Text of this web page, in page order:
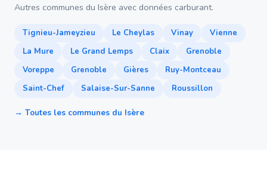
Autres communes du Isère avec données carburant.
Tignieu-Jameyzieu Le Cheylas Vinay
Vienne
La Mure
Le Grand Lemps Claix
Grenoble
Voreppe
Grenoble Gières
Ruy-Montceau
Saint-Chef
Salaise-Sur-Sanne Roussillon
→ Toutes les communes du Isère